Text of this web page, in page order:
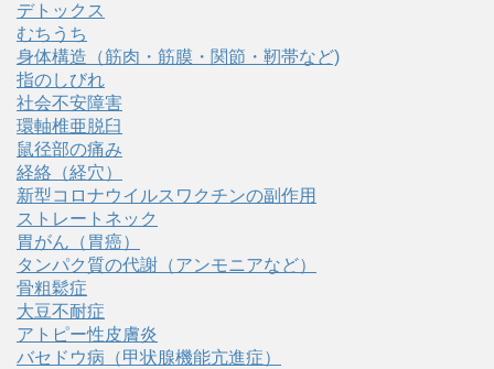
デトックス
むちうち
身体構造（筋肉・筋膜・関節・靭帯など)
指のしびれ
社会不安障害
環軸椎亜脱臼
鼠径部の痛み
経絡（経穴）
新型コロナウイルスワクチンの副作用
ストレートネック
胃がん（胃癌）
タンパク質の代謝（アンモニアなど）
骨粗鬆症
大豆不耐症
アトピー性皮膚炎
バセドウ病（甲状腺機能亢進症）